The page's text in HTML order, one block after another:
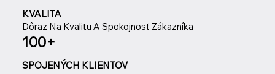
KVALITA
Dôraz Na Kvalitu A Spokojnosť Zákazníka
100+
SPOJENÝCH KLIENTOV